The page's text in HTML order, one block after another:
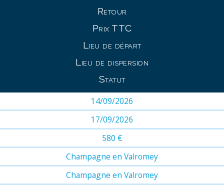
Retour
Prix TTC
Lieu de départ
Lieu de dispersion
Statut
14/09/2026
17/09/2026
580 €
Champagne en Valromey
Champagne en Valromey